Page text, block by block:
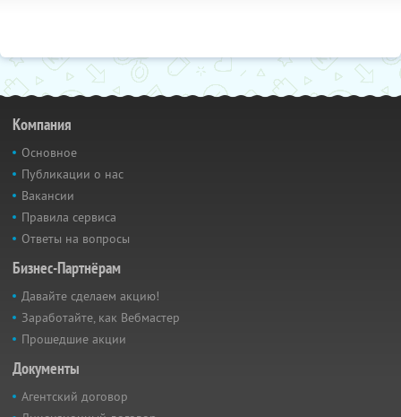
Компания
Основное
Публикации о нас
Вакансии
Правила сервиса
Ответы на вопросы
Бизнес-Партнёрам
Давайте сделаем акцию!
Заработайте, как Вебмастер
Прошедшие акции
Документы
Агентский договор